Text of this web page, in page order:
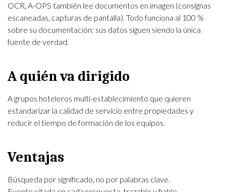
OCR, A-OPS también lee documentos en imagen (consignas
escaneadas, capturas de pantalla). Todo funciona al 100 %
sobre su documentación: sus datos siguen siendo la única
fuente de verdad.
A quién va dirigido
A grupos hoteleros multi-establecimiento que quieren
estandarizar la calidad de servicio entre propiedades y
reducir el tiempo de formación de los equipos.
Ventajas
Búsqueda por significado, no por palabras clave.